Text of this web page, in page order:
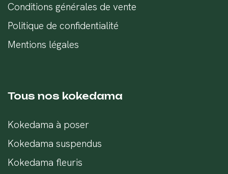
Conditions générales de vente
Politique de confidentialité
Mentions légales
Tous nos kokedama
Kokedama à poser
Kokedama suspendus
Kokedama fleuris